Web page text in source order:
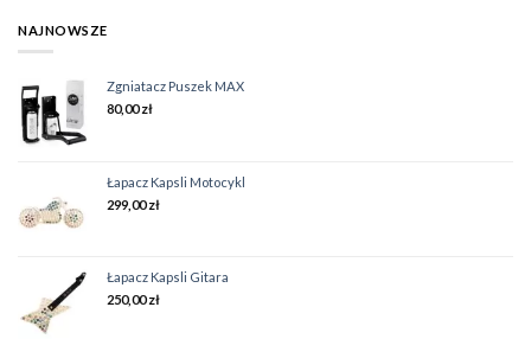
NAJNOWSZE
Zgniatacz Puszek MAX
80,00zł
Łapacz Kapsli Motocykl
299,00zł
Łapacz Kapsli Gitara
250,00zł